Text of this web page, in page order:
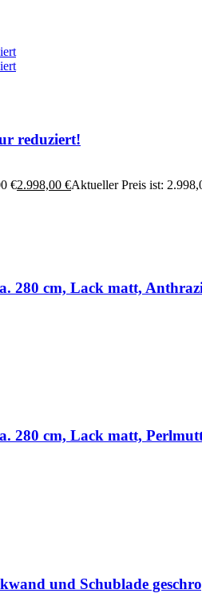
reduziert!
€2.998,00 €Aktueller Preis ist:
280 cm, Lack matt,
280 cm, Lack matt,
und Schublade